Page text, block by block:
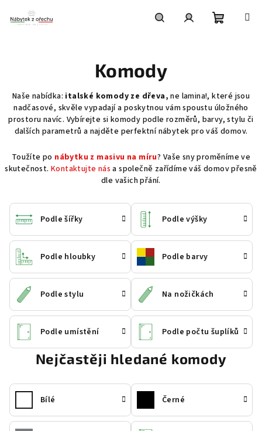
obsah
Komody
Naše nabídka: italské komody ze dřeva,ne lamina!, které jsou
nadčasové, skvěle vypadají a poskytnou vám spoustu úložného
prostoru navíc. Vybírejte si komody podle rozměrů, barvy, stylu či
dalších parametrů a najděte perfektní nábytek pro váš domov.
Toužíte po nábytku z masivu na míru? Vaše sny proměníme ve
skutečnost. Kontaktujte nás a společně zařídíme váš domov přesně
dle vašich přání.
Podle šířky Podle výšky
Podle hloubky Podle barvy
Podle stylu Na nožičkách
Podle umístění Podle počtu šuplíků
Nejčastěji hledané komody
Bílé Černé